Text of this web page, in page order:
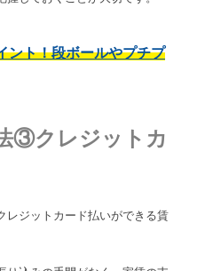
ント！段ボールやプチプ
③クレジットカ
レジットカード払いができる賃